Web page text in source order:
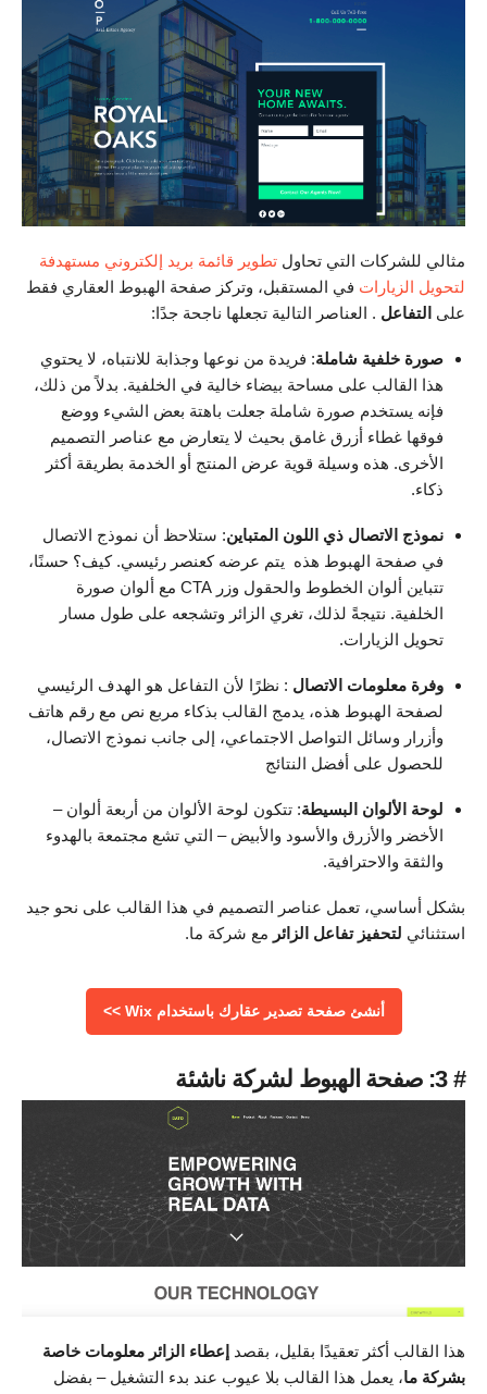
مثالي للشركات التي تحاول تطوير قائمة بريد إلكتروني مستهدفة
لتحويل الزيارات في المستقبل، وتركز صفحة الهبوط العقاري فقط
على التفاعل . العناصر التالية تجعلها ناجحة جدًا:
صورة خلفية شاملة: فريدة من نوعها وجذابة للانتباه، لا يحتوي
هذا القالب على مساحة بيضاء خالية في الخلفية. بدلاً من ذلك،
فإنه يستخدم صورة شاملة جعلت باهتة بعض الشيء ووضع
فوقها غطاء أزرق غامق بحيث لا يتعارض مع عناصر التصميم
الأخرى. هذه وسيلة قوية عرض المنتج أو الخدمة بطريقة أكثر
ذكاء.
نموذج الاتصال ذي اللون المتباين: ستلاحظ أن نموذج الاتصال
في صفحة الهبوط هذه يتم عرضه كعنصر رئيسي. كيف؟ حسنًا،
تتباين ألوان الخطوط والحقول وزر CTA مع ألوان صورة
الخلفية. نتيجةً لذلك، تغري الزائر وتشجعه على طول مسار
تحويل الزيارات.
وفرة معلومات الاتصال : نظرًا لأن التفاعل هو الهدف الرئيسي
لصفحة الهبوط هذه، يدمج القالب بذكاء مربع نص مع رقم هاتف
وأزرار وسائل التواصل الاجتماعي، إلى جانب نموذج الاتصال،
للحصول على أفضل النتائج
لوحة الألوان البسيطة: تتكون لوحة الألوان من أربعة ألوان –
الأخضر والأزرق والأسود والأبيض – التي تشع مجتمعة بالهدوء
والثقة والاحترافية.
بشكل أساسي، تعمل عناصر التصميم في هذا القالب على نحو جيد
استثنائي لتحفيز تفاعل الزائر مع شركة ما.
أنشئ صفحة تصدير عقارك باستخدام Wix >>
# 3: صفحة الهبوط لشركة ناشئة
هذا القالب أكثر تعقيدًا بقليل، بقصد إعطاء الزائر معلومات خاصة
بشركة ما، يعمل هذا القالب بلا عيوب عند بدء التشغيل – بفضل